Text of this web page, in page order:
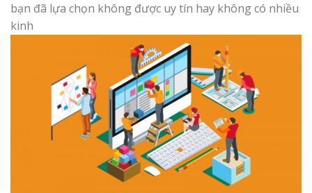
bạn đã lựa chọn không được uy tín hay không có nhiều
kinh